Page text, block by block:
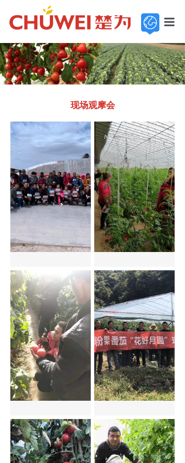
首页
走
产
服
加
联
2019年宁夏银川粉得力观摩会 2020年河南滑县希唯美观摩会
湖北长阳花好月圆观摩会
现场观摩会